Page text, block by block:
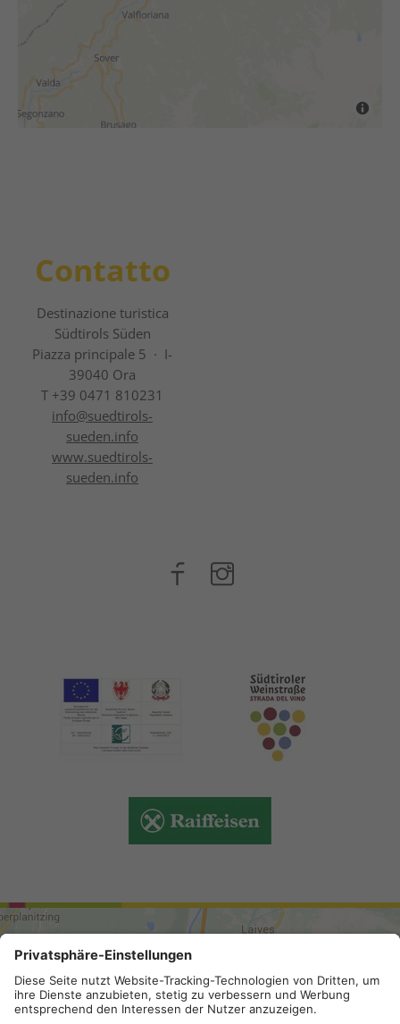
Contatto
Destinazione turistica
Südtirols Süden
Piazza principale 5 · I-
39040 Ora
T +39 0471 810231
info@suedtirols-
sueden.info
www.suedtirols-
sueden.info
ARRIVO